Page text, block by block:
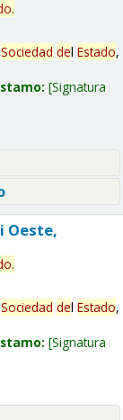
.
Sociedad del Estado,
Signatura
Oeste,
.
Sociedad del Estado,
Signatura